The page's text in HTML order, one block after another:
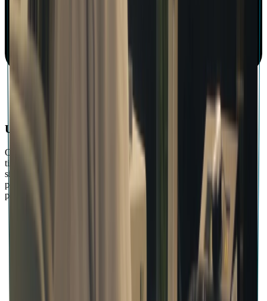
Un écran plus grand pour un travail plus efficace
Obtiens une meilleure vue d’ensemble de ton projet. Utilise une
timeline plus large, définis des repères et gère tes pistes en toute
simplicité. Glisse et dépose des fichiers, organise tes stems et
plonge-toi dans ton travail grâce à une configuration stable qui te
permet de rester concentré.